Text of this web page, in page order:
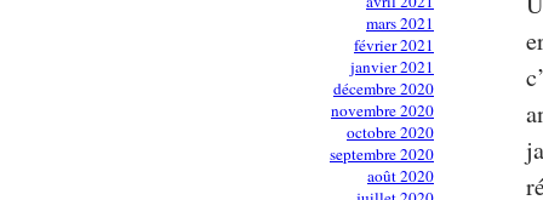
mars 2021
février 2021
janvier 2021
décembre 2020
novembre 2020
octobre 2020
septembre 2020
août 2020